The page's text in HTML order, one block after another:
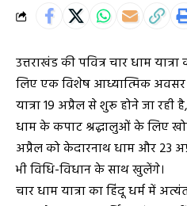
उत्तराखंड की पवित्र चार धाम
लिए एक विशेष आध्यात्मिक
यात्रा 19 अप्रैल से शुरू होने जा रही
धाम के कपाट श्रद्धालुओं के लिए
अप्रैल को केदारनाथ धाम और 23
भी विधि-विधान के साथ खुलेंगे।
चार धाम यात्रा का हिंदू धर्म में